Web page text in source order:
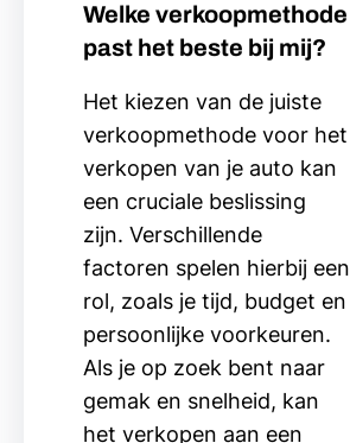
Welke verkoopmethode
past het beste bij mij?
Het kiezen van de juiste
verkoopmethode voor het
verkopen van je auto kan
een cruciale beslissing
zijn. Verschillende
factoren spelen hierbij een
rol, zoals je tijd, budget en
persoonlijke voorkeuren.
Als je op zoek bent naar
gemak en snelheid, kan
het verkopen aan een